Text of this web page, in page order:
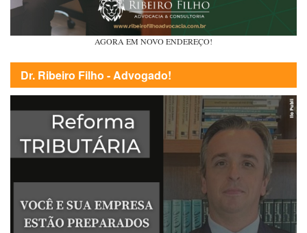
AGORA EM NOVO ENDEREÇO!
Dr. Ribeiro Filho - Advogado!